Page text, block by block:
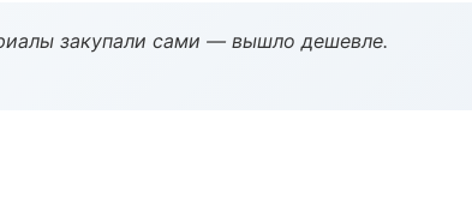
закупали сами — вышло дешевле.